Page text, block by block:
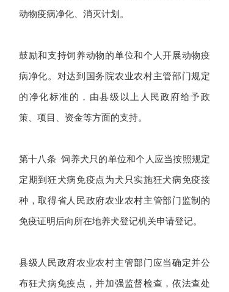
动物疫病净化、消灭计划。
鼓励和支持饲养动物的单位和个人开展动物疫
病净化。对达到国务院农业农村主管部门规定
的净化标准的，由县级以上人民政府给予政
策、项目、资金等方面的支持。
第十八条 饲养犬只的单位和个人应当按照规定
定期到狂犬病免疫点为犬只实施狂犬病免疫接
种，取得省人民政府农业农村主管部门监制的
免疫证明后向所在地养犬登记机关申请登记。
县级人民政府农业农村主管部门应当确定并公
布狂犬病免疫点，并加强监督检查，依法查处